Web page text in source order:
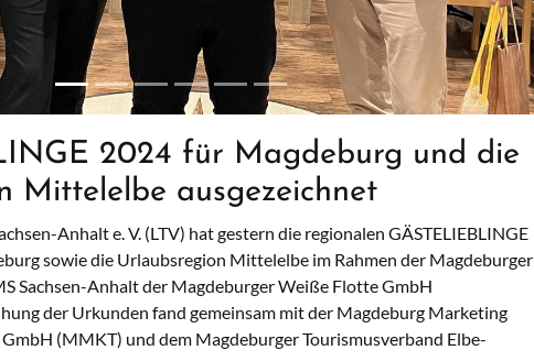
2024 für Magdeburg und die
Mittelelbe ausgezeichnet
Anhalt e. V. (LTV) hat gestern die regionalen GÄSTELIEBLINGE
sowie die Urlaubsregion Mittelelbe im Rahmen der Magdeburger
Sachsen-Anhalt der Magdeburger Weiße Flotte GmbH
der Urkunden fand gemeinsam mit der Magdeburg Marketing
(MMKT) und dem Magdeburger Tourismusverband Elbe-